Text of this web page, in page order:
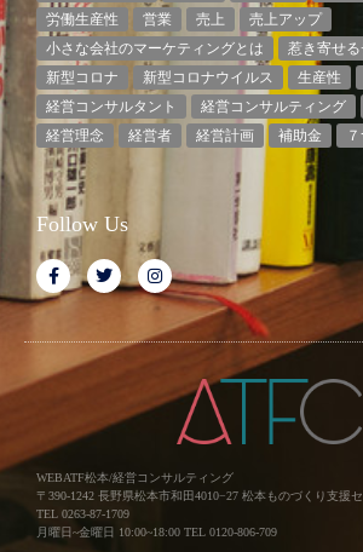
労働生産性
営業 売上
売上アップ
小さな会社のマーケティングとは
惹き寄せる
新型コロナ
新型コロナウイルス 生産性
経営コンサルタント
経営コンサルティング
経営理念
経営者 経営計画 補助金
Follow Us
WEBATF松本/経営コンサルティング
〒390-1242 長野県松本市和田4010−27 松本ものづくり支援
TEL 0263-87-1709
月曜日~金曜日 10:00~18:00 TEL 0120-806-709